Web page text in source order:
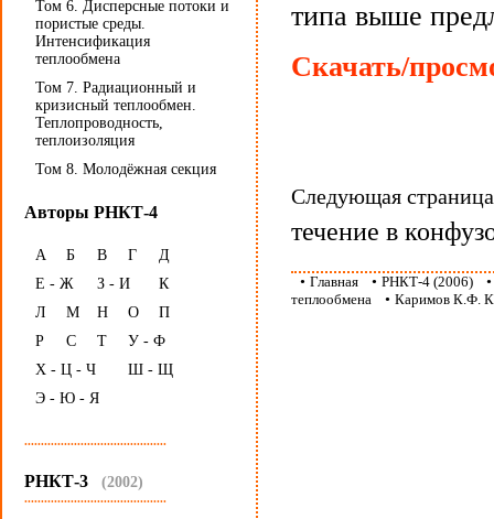
Том 6. Дисперсные потоки и
пористые среды.
Интенсификация
теплообмена
Том 7. Радиационный и
кризисный теплообмен.
Теплопроводность,
теплоизоляция
Том 8. Молодёжная секция
Авторы РНКТ-4
А Б В Г
Д
Е - Ж
З - И
К
Л
М Н О
П
Р
С Т
У - Ф
Х - Ц - Ч
Ш - Щ
Э - Ю - Я
...........................................
РНКТ-3 (2002)
...........................................
типа выше
Скачать/
Следующая
течение в
• Главная • РНКТ-4 (2006)
теплообмена • Каримов К.Ф.